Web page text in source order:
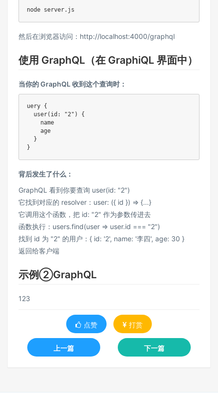
node server.js
然后在浏览器访问： http://localhost:4000/graphql
使用 GraphQL（在 GraphiQL 界面中）
当你的 GraphQL 收到这个查询时：
uery {
  user(id: "2") {
    name
    age
  }
}
背后发生了什么：
GraphQL 看到你要查询 user(id: "2")
它找到对应的 resolver：user: ({ id }) => {...}
它调用这个函数，把 id: "2" 作为参数传进去
函数执行：users.find(user => user.id === "2")
找到 id 为 "2" 的用户：{ id: '2', name: '李四', age: 30 }
返回给客户端
示例②GraphQL
123
点赞 打赏
上一篇 下一篇